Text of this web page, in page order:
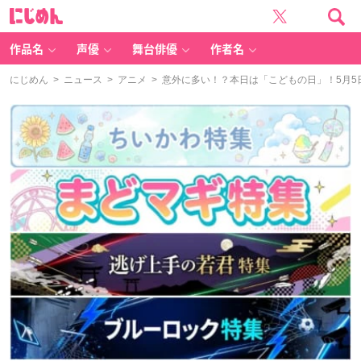
作品名 声優 舞台俳優 作者名
にじめん > ニュース > アニメ > 意外に多い！？本日は「こどもの日」！5月5